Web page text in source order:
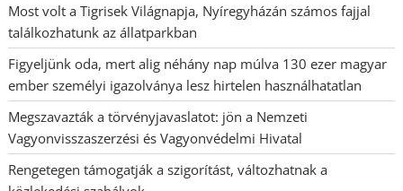
Most volt a Tigrisek Világnapja, Nyíregyházán számos fajjal
találkozhatunk az állatparkban
Figyeljünk oda, mert alig néhány nap múlva 130 ezer magyar
ember személyi igazolványa lesz hirtelen használhatatlan
Megszavazták a törvényjavaslatot: jön a Nemzeti
Vagyonvisszaszerzési és Vagyonvédelmi Hivatal
Rengetegen támogatják a szigorítást, változhatnak a